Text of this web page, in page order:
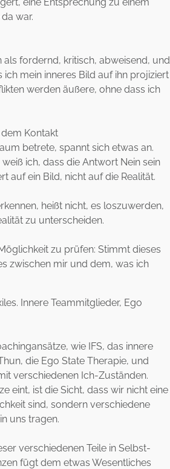
war.
als fordernd, kritisch, abweisend, und
ich mein inneres Bild auf ihn projiziert
werden äußere, ohne dass ich
Kontakt
betrete, spannt sich etwas an.
ich, dass die Antwort Nein sein
auf ein Bild, nicht auf die Realität.
heißt nicht, es loszuwerden,
zu unterscheiden.
zu prüfen: Stimmt dieses
zwischen mir und dem, was ich
Innere Teammitglieder, Ego
wie IFS, das innere
die Ego State Therapie, und
verschiedenen Ich-Zuständen.
eint, ist die Sicht, dass wir nicht eine
sind, sondern verschiedene
uns tragen.
verschiedenen Teile in Selbst-
fügt dem etwas Wesentliches